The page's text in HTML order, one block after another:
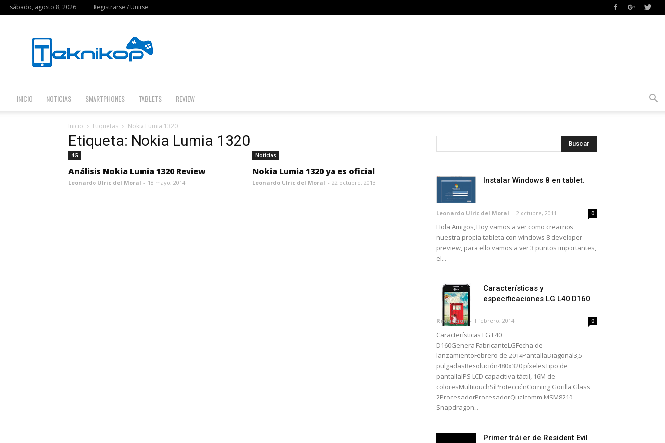
sábado, agosto 8, 2026 Registrarse / Unirse
INICIO NOTICIAS SMARTPHONES TABLETS REVIEW
Inicio Etiquetas Nokia Lumia 1320
Etiqueta: Nokia Lumia 1320
4G
Análisis Nokia Lumia 1320 Review
Leonardo Ulric del Moral - 18 mayo, 2014
Noticias
Nokia Lumia 1320 ya es oficial
Leonardo Ulric del Moral - 22 octubre, 2013 Instalar Windows 8 en tablet.
Leonardo Ulric del Moral - 2 octubre, 2011 0
Hola Amigos, Hoy vamos a ver como crearnos
nuestra propia tableta con windows 8 developer
preview, para ello vamos a ver 3 puntos importantes,
el...
Características y
especificaciones LG L40 D160
Redaccion - 1 febrero, 2014 0
Características LG L40
D160GeneralFabricanteLGFecha de
lanzamientoFebrero de 2014PantallaDiagonal3,5
pulgadasResolución480x320 píxelesTipo de
pantallaIPS LCD capacitiva táctil, 16M de
coloresMultitouchSíProtecciónCorning Gorilla Glass
2ProcesadorProcesadorQualcomm MSM8210
Snapdragon...
Primer tráiler de Resident Evil